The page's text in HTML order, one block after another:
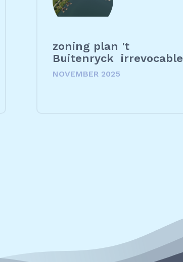
zoning plan 't
Buitenryck irrevocable
NOVEMBER 2025